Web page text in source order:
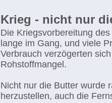
Krieg - nicht nur
Die Kriegsvorbereitung
lange im Gang, und viele
Verbrauch verzögerten
Rohstoffmangel.
Nicht nur die Butter wurde
herzustellen, auch die